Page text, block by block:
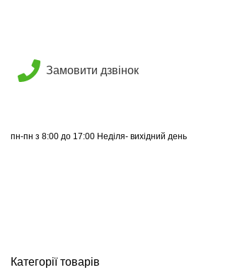
Замовити дзвінок
пн-пн з 8:00 до 17:00 Неділя- вихідний день
Категорії товарів